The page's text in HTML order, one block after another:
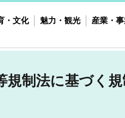
・文化 魅力・観光 産業・
規制法に基づく